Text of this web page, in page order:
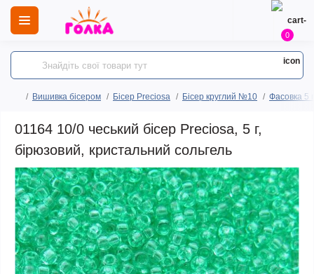
0
Вишивка бісером Бісер Preciosa Бісер круглий №10 Фасовка 5
01164 10/0 чеський бісер Preciosa, 5 г,
бірюзовий, кристальний сольгель